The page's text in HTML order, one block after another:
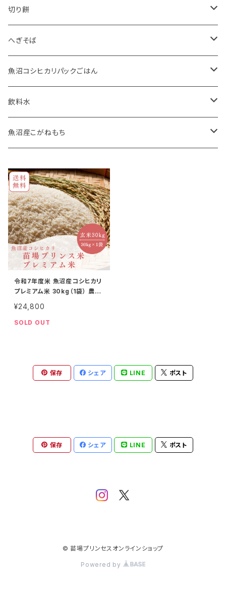
有機米JAS
5kg
10kg
30kg
特別栽培米
2kg
5kg
27kg
30kg
切り餅
魚沼産こがねもち有機JAS認証米
魚沼産こがねもち特別栽培米
へぎそば
苗場そば
ふのりそば
魚沼コシヒカリパックごはん
有機JAS認証米
特別栽培米
飲料水
お水
魚沼産こがねもち
2kg
5kg
令和7年度米 魚沼産コシヒカリ
プレミアム米 30kg（1袋） 農薬
米）玄米
¥24,800
SOLD OUT
保存 シェア LINE ポスト
保存 シェア LINE ポスト
© 苗場プリンセスオンラインショップ
Powered by